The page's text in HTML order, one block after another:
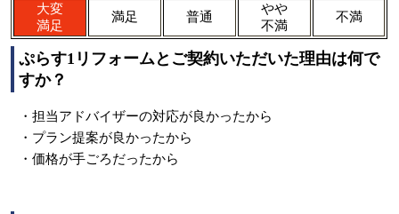
大変
満足
満足 普通
やや
不満
不満
ぷらす1リフォームとご契約いただいた理由は何で
すか？
・担当アドバイザーの対応が良かったから
・プラン提案が良かったから
・価格が手ごろだったから